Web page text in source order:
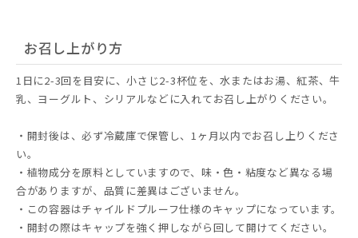
お召し上がり方
1日に2-3回を目安に、小さじ2-3杯位を、水またはお湯、紅茶、牛
乳、ヨーグルト、シリアルなどに入れてお召し上がりください。
・開封後は、必ず冷蔵庫で保管し、1ヶ月以内でお召し上りくださ
い。
・植物成分を原料としていますので、味・色・粘度など異なる場
合がありますが、品質に差異はございません。
・この容器はチャイルドプルーフ仕様のキャップになっています。
・開封の際はキャップを強く押しながら回して開けてください。